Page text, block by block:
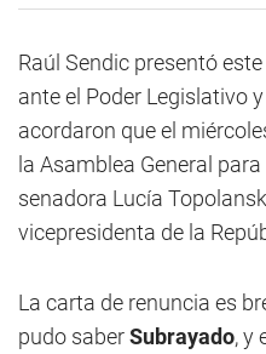
Raúl Sendic presentó
ante el Poder Legislativo
acordaron que el
la Asamblea General
senadora Lucía
vicepresidenta de la
La carta de renuncia es
pudo saberSubrayado, y